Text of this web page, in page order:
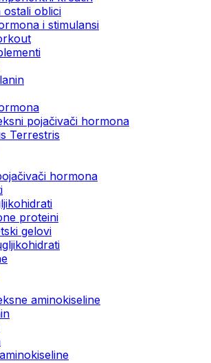
ostali oblici
i stimulansi
pojačivači hormona
Terrestris
hormona
proteini
gelovi
aminokiseline